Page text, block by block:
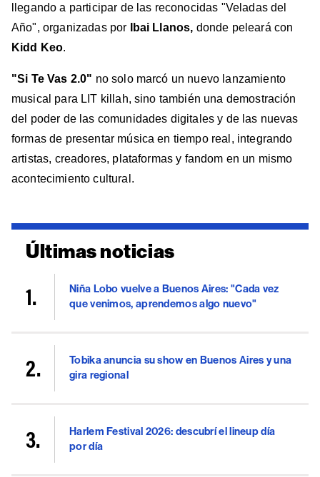
llegando a participar de las reconocidas "Veladas del
Año", organizadas por Ibai Llanos, donde peleará con
Kidd Keo.
"Si Te Vas 2.0" no solo marcó un nuevo lanzamiento
musical para LIT killah, sino también una demostración
del poder de las comunidades digitales y de las nuevas
formas de presentar música en tiempo real, integrando
artistas, creadores, plataformas y fandom en un mismo
acontecimiento cultural.
Últimas noticias
Niña Lobo vuelve a Buenos Aires: "Cada vez
que venimos, aprendemos algo nuevo"
Tobika anuncia su show en Buenos Aires y una
gira regional
Harlem Festival 2026: descubrí el lineup día
por día